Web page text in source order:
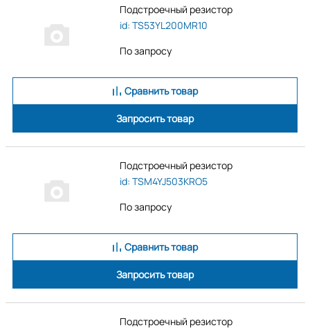
Подстроечный резистор
id: TS53YL200MR10
По запросу
Сравнить товар
Запросить товар
Подстроечный резистор
id: TSM4YJ503KRO5
По запросу
Сравнить товар
Запросить товар
Подстроечный резистор